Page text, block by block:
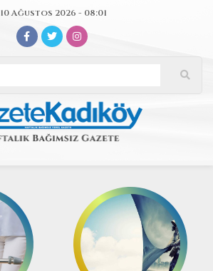
10 Ağustos 2026 - 08:01